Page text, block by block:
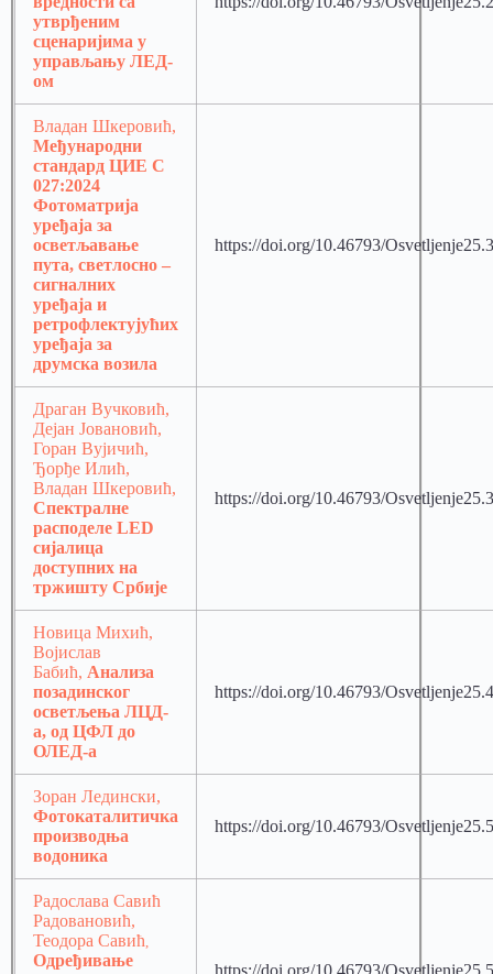
утврђеним
сценаријима у
управљању ЛЕД-
ом
Владан Шкеровић,
Међународни
стандард ЦИЕ С
027:2024
Фотоматрија
уређаја за
осветљавање
пута, светлосно –
сигналних
уређаја и
ретрофлектујућих
уређаја за
друмска возила
https://doi.org/10.46793/
Драган Вучковић,
Дејан Јовановић,
Горан Вујичић,
Ђорђе Илић,
Владан Шкеровић,
Спектралне
расподеле LED
сијалица
доступних на
тржишту Србије
https://doi.org/10.46793/
Новица Михић,
Војислав
Бабић, Анализа
позадинског
осветљења ЛЦД-
а, од ЦФЛ до
ОЛЕД-а
https://doi.org/10.46793/
Зоран Ледински,
Фотокаталитичка
производња
водоника
https://doi.org/10.46793/
Радослава Савић
Радовановић,
Теодора Савић
Одређивање
https://doi.org/10.46793/